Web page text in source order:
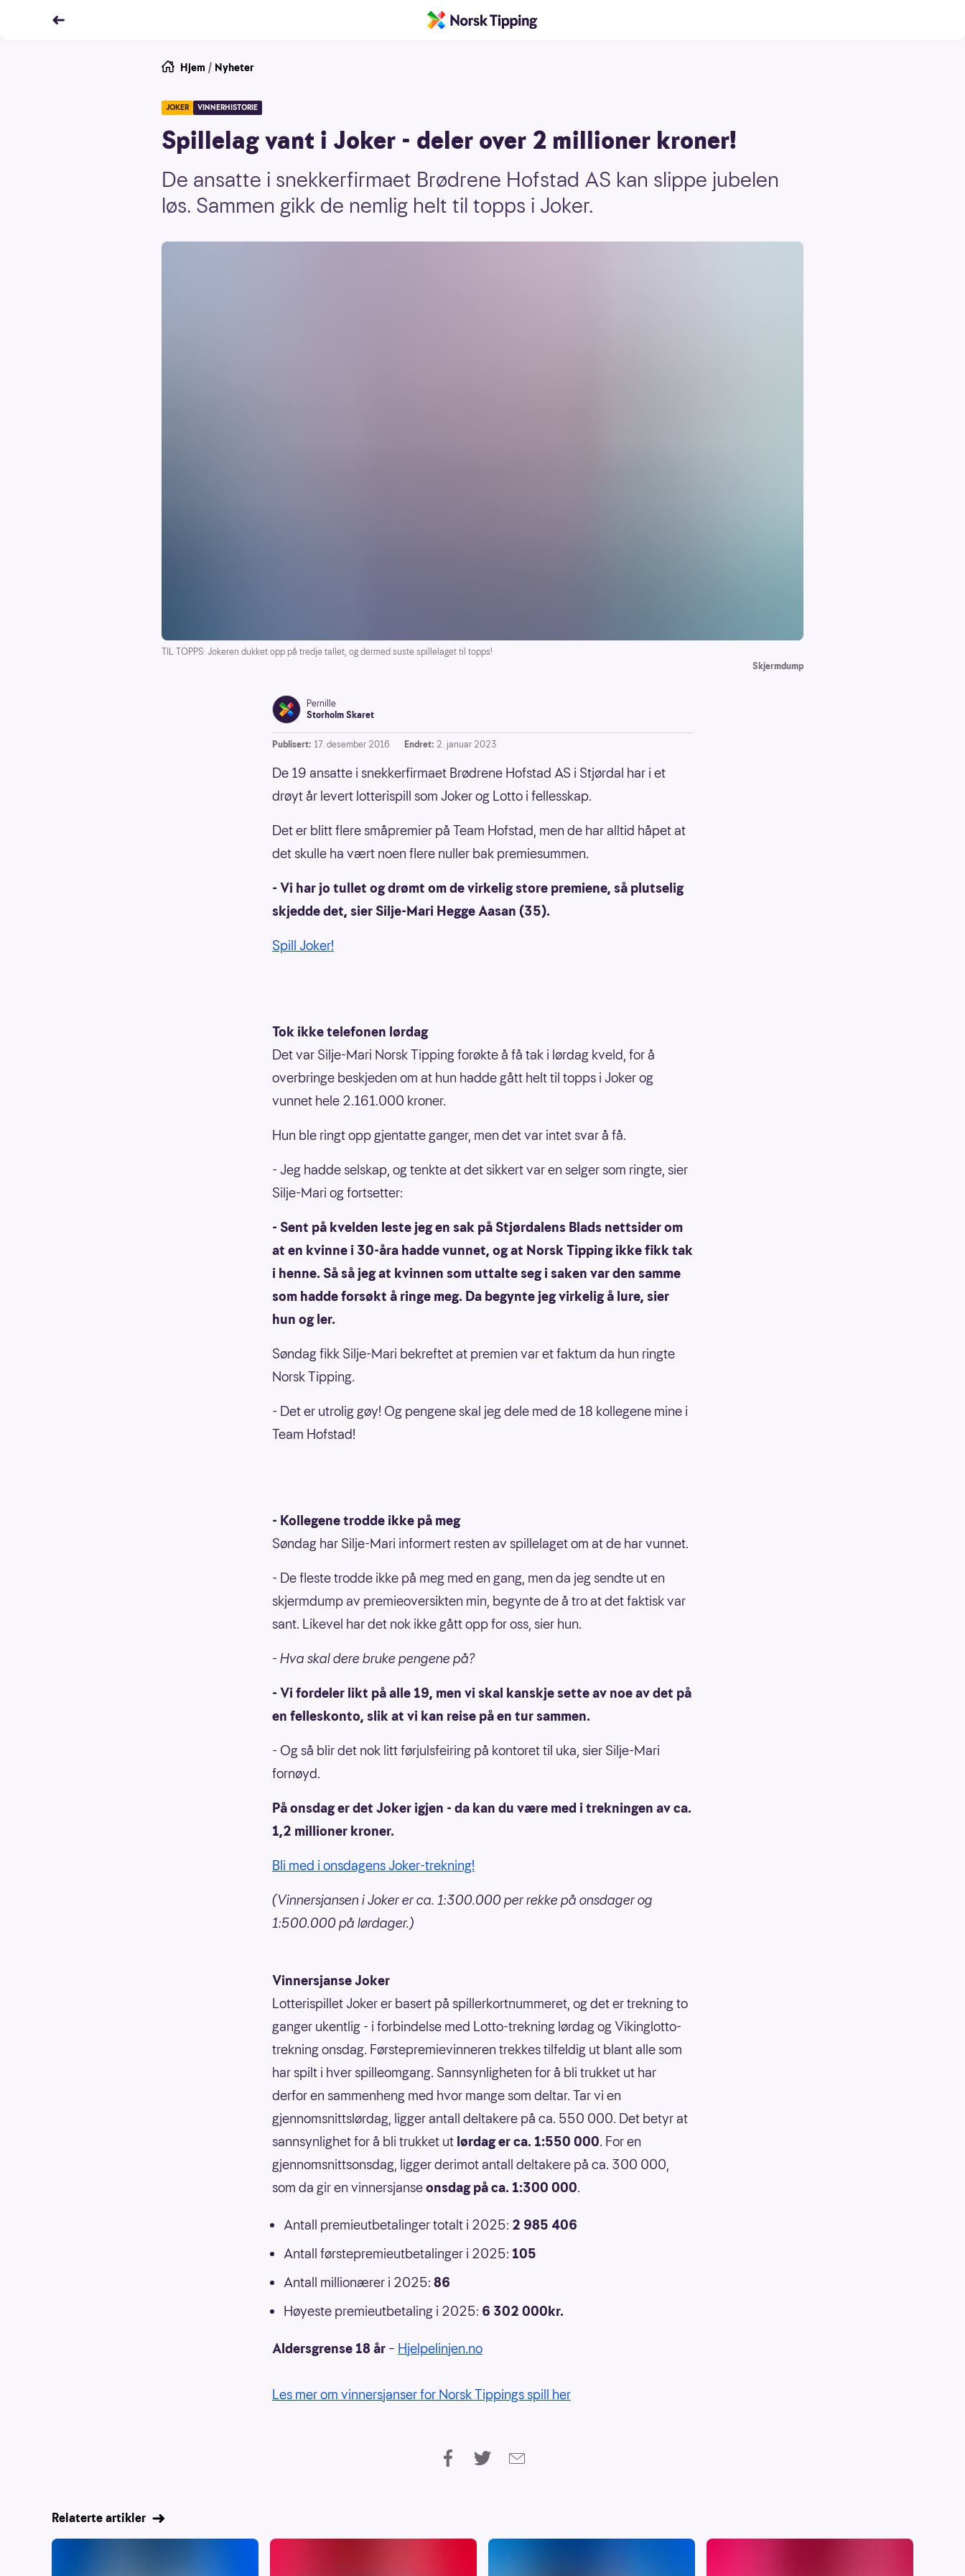
Hjem / Nyheter
JOKER VINNERHISTORIE
Spillelag vant i Joker - deler over 2 millioner kroner!
De ansatte i snekkerfirmaet Brødrene Hofstad AS kan slippe jubelen
løs. Sammen gikk de nemlig helt til topps i Joker.
TIL TOPPS: Jokeren dukket opp på tredje tallet, og dermed suste spillelaget til topps!
Skjermdump
Pernille
Storholm Skaret
Publisert: 17. desember 2016 Endret: 2. januar 2023
De 19 ansatte i snekkerfirmaet Brødrene Hofstad AS i Stjørdal har i et
drøyt år levert lotterispill som Joker og Lotto i fellesskap.
Det er blitt flere småpremier på Team Hofstad, men de har alltid håpet at
det skulle ha vært noen flere nuller bak premiesummen.
- Vi har jo tullet og drømt om de virkelig store premiene, så plutselig
skjedde det, sier Silje-Mari Hegge Aasan (35).
Spill Joker!
Tok ikke telefonen lørdag
Det var Silje-Mari Norsk Tipping forøkte å få tak i lørdag kveld, for å
overbringe beskjeden om at hun hadde gått helt til topps i Joker og
vunnet hele 2.161.000 kroner.
Hun ble ringt opp gjentatte ganger, men det var intet svar å få.
- Jeg hadde selskap, og tenkte at det sikkert var en selger som ringte, sier
Silje-Mari og fortsetter:
- Sent på kvelden leste jeg en sak på Stjørdalens Blads nettsider om
at en kvinne i 30-åra hadde vunnet, og at Norsk Tipping ikke fikk tak
i henne. Så så jeg at kvinnen som uttalte seg i saken var den samme
som hadde forsøkt å ringe meg. Da begynte jeg virkelig å lure, sier
hun og ler.
Søndag fikk Silje-Mari bekreftet at premien var et faktum da hun ringte
Norsk Tipping.
- Det er utrolig gøy! Og pengene skal jeg dele med de 18 kollegene mine i
Team Hofstad!
- Kollegene trodde ikke på meg
Søndag har Silje-Mari informert resten av spillelaget om at de har vunnet.
- De fleste trodde ikke på meg med en gang, men da jeg sendte ut en
skjermdump av premieoversikten min, begynte de å tro at det faktisk var
sant. Likevel har det nok ikke gått opp for oss, sier hun.
- Hva skal dere bruke pengene på?
- Vi fordeler likt på alle 19, men vi skal kanskje sette av noe av det på
en felleskonto, slik at vi kan reise på en tur sammen.
- Og så blir det nok litt førjulsfeiring på kontoret til uka, sier Silje-Mari
fornøyd.
På onsdag er det Joker igjen - da kan du være med i trekningen av ca.
1,2 millioner kroner.
Bli med i onsdagens Joker-trekning!
(Vinnersjansen i Joker er ca. 1:300.000 per rekke på onsdager og
1:500.000 på lørdager.)
Vinnersjanse Joker
Lotterispillet Joker er basert på spillerkortnummeret, og det er trekning to
ganger ukentlig - i forbindelse med Lotto-trekning lørdag og Vikinglotto-
trekning onsdag. Førstepremievinneren trekkes tilfeldig ut blant alle som
har spilt i hver spilleomgang. Sannsynligheten for å bli trukket ut har
derfor en sammenheng med hvor mange som deltar. Tar vi en
gjennomsnittslørdag, ligger antall deltakere på ca. 550 000. Det betyr at
sannsynlighet for å bli trukket ut lørdag er ca. 1:550 000. For en
gjennomsnittsonsdag, ligger derimot antall deltakere på ca. 300 000,
som da gir en vinnersjanseonsdag på ca. 1:300 000.
Antall premieutbetalinger totalt i 2025: 2 985 406
Antall førstepremieutbetalinger i 2025: 105
Antall millionærer i 2025: 86
Høyeste premieutbetaling i 2025: 6 302 000kr.
Aldersgrense 18 år – Hjelpelinjen.no
Les mer om vinnersjanser for Norsk Tippings spill her
Relaterte artikler